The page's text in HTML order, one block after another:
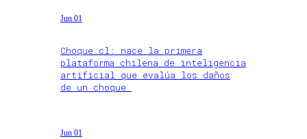
Jun 01
Choque.cl: nace la primera
plataforma chilena de inteligencia
artificial que evalúa los daños
de un choque
Jun 01